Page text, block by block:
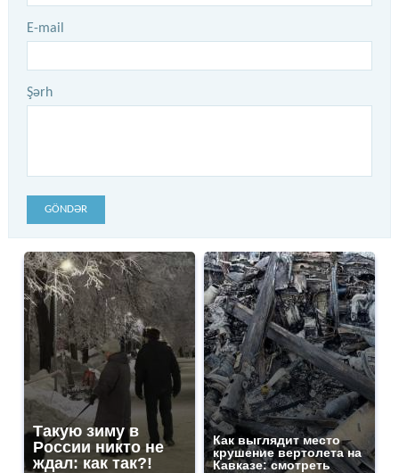
E-mail
Şərh
GÖNDƏR
Такую зиму в
России никто не
ждал: как так?!
Как выглядит место
крушение вертолета на
Кавказе: смотреть